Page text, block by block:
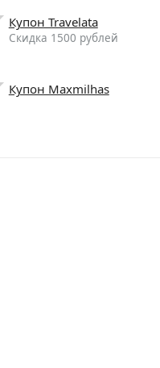
Купон Travelata
Скидка 1500 рублей
Купон Maxmilhas